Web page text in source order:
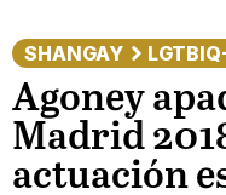
SHANGAY
Agoney
Madrid
actuación